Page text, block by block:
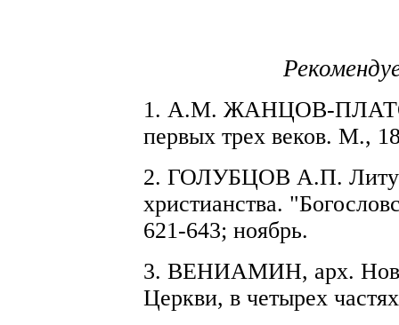
1. А.М. ЖАНЦОВ-
первых трех веков. М.,
2. ГОЛУБЦОВ А.П.
христианства.
621-643; ноябрь.
3. ВЕНИАМИН, арх.
Церкви, в четырех